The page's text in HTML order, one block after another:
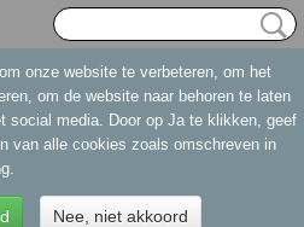
onze website te verbeteren, om het
om de website naar behoren te laten
social media. Door op Ja te klikken, geef
van alle cookies zoals omschreven in
Nee, niet akkoord